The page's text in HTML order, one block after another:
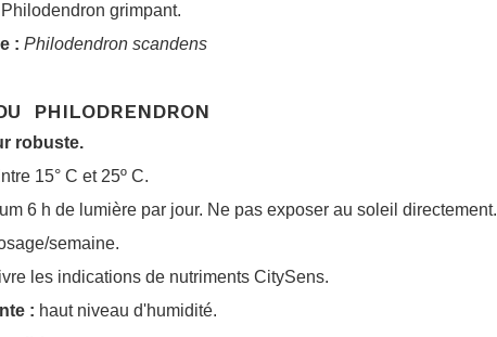
Philodendron grimpant.
: Philodendron scandens
PHILODRENDRON
robuste.
15° C et 25º C.
6 h de lumière par jour. Ne pas exposer au soleil directement.
semaine.
les indications de nutriments CitySens.
: haut niveau d'humidité.